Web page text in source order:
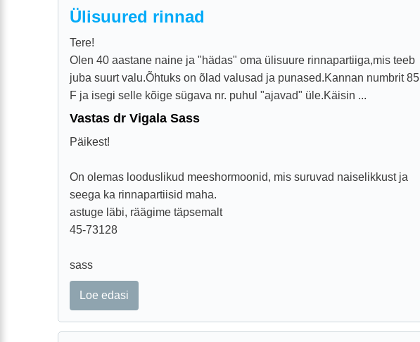
Ülisuured rinnad
Tere!
Olen 40 aastane naine ja "hädas" oma ülisuure rinnapartiiga,mis teeb
juba suurt valu.Õhtuks on õlad valusad ja punased.Kannan numbrit 85
F ja isegi selle kõige sügava nr. puhul "ajavad" üle.Käisin ...
Vastas dr Vigala Sass
Päikest!
On olemas looduslikud meeshormoonid, mis suruvad naiselikkust ja
seega ka rinnapartiisid maha.
astuge läbi, räägime täpsemalt
45-73128
sass
Loe edasi